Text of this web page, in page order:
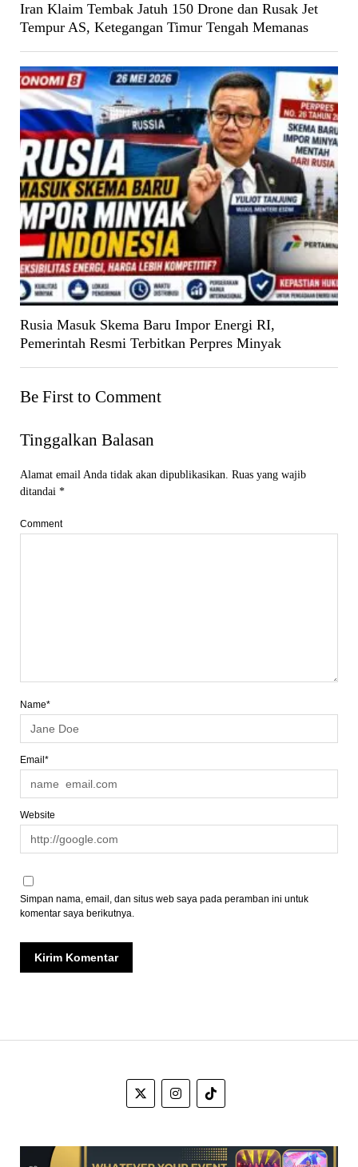
Iran Klaim Tembak Jatuh 150 Drone dan Rusak Jet
Tempur AS, Ketegangan Timur Tengah Memanas
Rusia Masuk Skema Baru Impor Energi RI,
Pemerintah Resmi Terbitkan Perpres Minyak
Be First to Comment
Tinggalkan Balasan
Alamat email Anda tidak akan dipublikasikan. Ruas yang wajib
ditandai *
Comment
Name*
Email*
Website
Simpan nama, email, dan situs web saya pada peramban ini untuk
komentar saya berikutnya.